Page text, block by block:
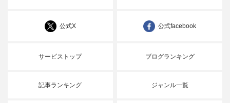
公式X 公式facebook
サービストップ ブログランキング
記事ランキング ジャンル一覧